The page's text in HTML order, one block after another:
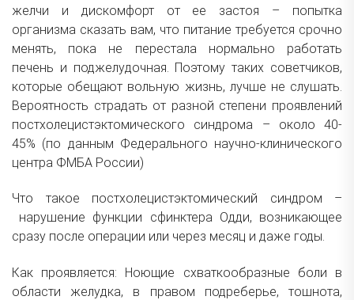
желчи и дискомфорт от ее застоя – попытка
организма сказать вам, что питание требуется срочно
менять, пока не перестала нормально работать
печень и поджелудочная. Поэтому таких советчиков,
которые обещают вольную жизнь, лучше не слушать.
Вероятность страдать от разной степени проявлений
постхолецистэктомического синдрома – около 40-
45% (по данным Федерального научно-клинического
центра ФМБА России)
Что такое постхолецистэктомический синдром –
нарушение функции сфинктера Одди, возникающее
сразу после операции или через месяц и даже годы.
Как проявляется: Ноющие схваткообразные боли в
области желудка, в правом подреберье, тошнота,